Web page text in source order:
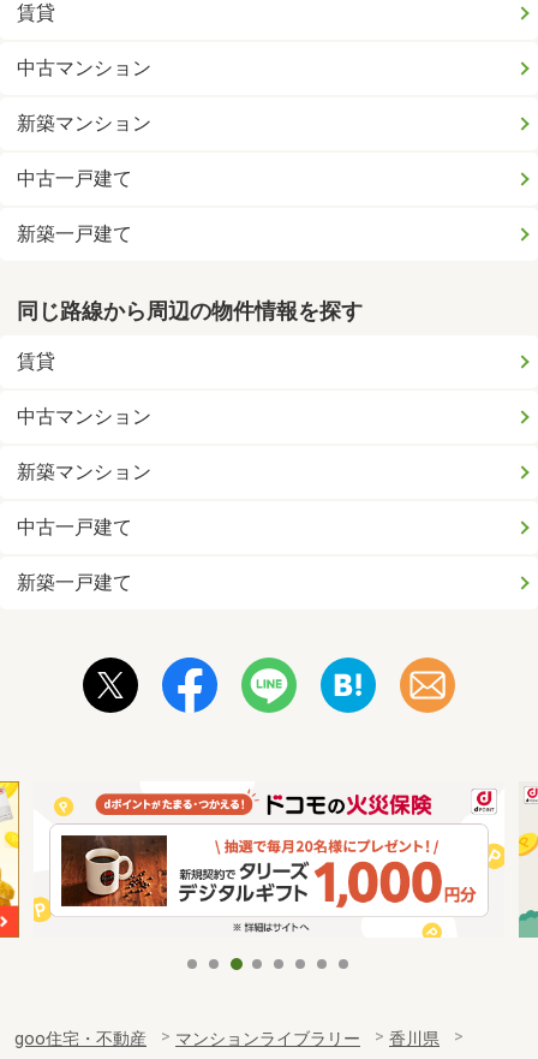
賃貸
中古マンション
新築マンション
中古一戸建て
新築一戸建て
同じ路線から周辺の物件情報を探す
賃貸
中古マンション
新築マンション
中古一戸建て
新築一戸建て
goo住宅・不動産 マンションライブラリー
香川県